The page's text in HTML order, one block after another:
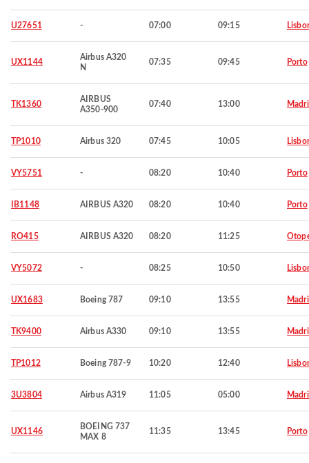
U27651 - 07:00 09:15
UX1144
Airbus A320
N
07:35 09:45 Porto
TK1360
AIRBUS
A350-900
07:40 13:00
TP1010 Airbus 320 07:45 10:05
VY5751 - 08:20 10:40 Porto
IB1148 AIRBUS A320 08:20 10:40 Porto
RO415 AIRBUS A320 08:20 11:25
VY5072 - 08:25 10:50
UX1683 Boeing 787 09:10 13:55
TK9400 Airbus A330 09:10 13:55
TP1012 Boeing 787-9 10:20 12:40
3U3804 Airbus A319 11:05 05:00
UX1146
BOEING 737
MAX 8
11:35 13:45 Porto